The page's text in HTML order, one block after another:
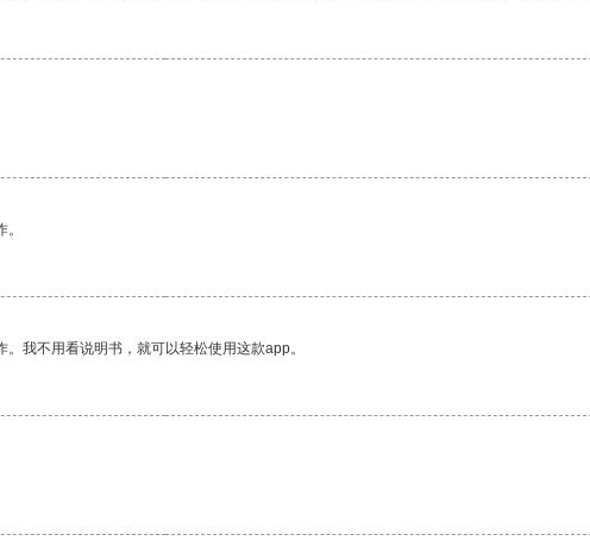
我不用看说明书，就可以轻松使用这款app。